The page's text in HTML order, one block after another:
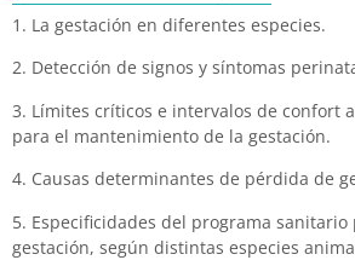
1. La gestación en diferentes especies.
2. Detección de signos y síntomas
3. Límites críticos e intervalos de confort
para el mantenimiento de la gestación.
4. Causas determinantes de pérdida de
5. Especificidades del programa
gestación, según distintas especies